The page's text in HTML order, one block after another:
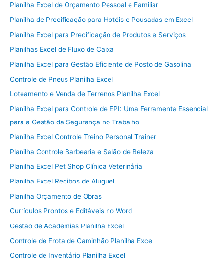
Planilha Excel de Orçamento Pessoal e Familiar
Planilha de Precificação para Hotéis e Pousadas em Excel
Planilha Excel para Precificação de Produtos e Serviços
Planilhas Excel de Fluxo de Caixa
Planilha Excel para Gestão Eficiente de Posto de Gasolina
Controle de Pneus Planilha Excel
Loteamento e Venda de Terrenos Planilha Excel
Planilha Excel para Controle de EPI: Uma Ferramenta Essencial
para a Gestão da Segurança no Trabalho
Planilha Excel Controle Treino Personal Trainer
Planilha Controle Barbearia e Salão de Beleza
Planilha Excel Pet Shop Clínica Veterinária
Planilha Excel Recibos de Aluguel
Planilha Orçamento de Obras
Currículos Prontos e Editáveis no Word
Gestão de Academias Planilha Excel
Controle de Frota de Caminhão Planilha Excel
Controle de Inventário Planilha Excel